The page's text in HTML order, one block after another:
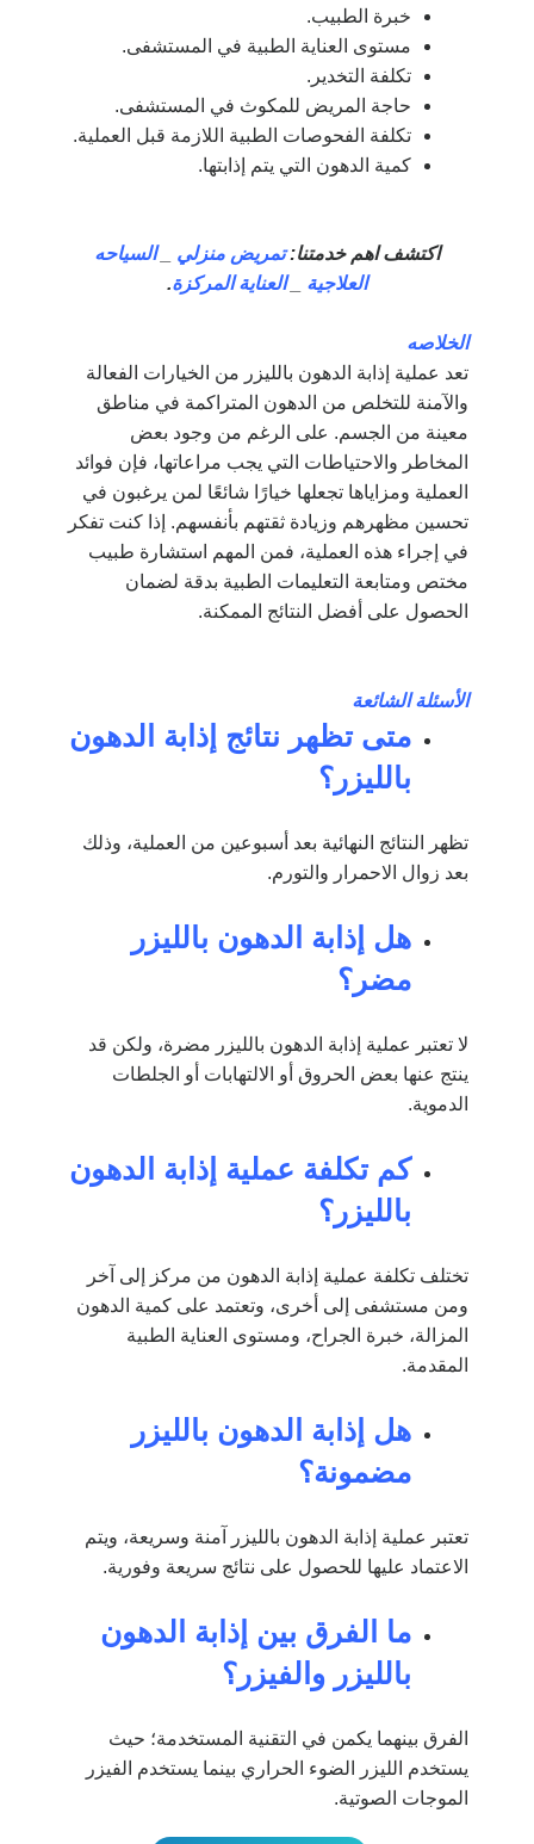
خبرة الطبيب.
مستوى العناية الطبية في المستشفى.
تكلفة التخدير.
حاجة المريض للمكوث في المستشفى.
تكلفة الفحوصات الطبية اللازمة قبل العملية.
كمية الدهون التي يتم إذابتها.
اكتشف اهم خدمتنا: تمريض منزلي
السياحه
العلاجية
العناية المركزة.
الخلاصه
تعد عملية إذابة الدهون بالليزر من الخيارات الفعالة
والآمنة للتخلص من الدهون المتراكمة في مناطق
معينة من الجسم. على الرغم من وجود بعض
المخاطر والاحتياطات التي يجب مراعاتها، فإن فوائد
العملية ومزاياها تجعلها خيارًا شائعًا لمن يرغبون في
تحسين مظهرهم وزيادة ثقتهم بأنفسهم. إذا كنت تفكر
في إجراء هذه العملية، فمن المهم استشارة طبيب
مختص ومتابعة التعليمات الطبية بدقة لضمان
الحصول على أفضل النتائج الممكنة.
الأسئلة الشائعة
متى تظهر نتائج إذابة الدهون
بالليزر؟
تظهر النتائج النهائية بعد أسبوعين من العملية، وذلك
بعد زوال الاحمرار والتورم.
هل إذابة الدهون بالليزر
مضر؟
لا تعتبر عملية إذابة الدهون بالليزر مضرة، ولكن قد
ينتج عنها بعض الحروق أو الالتهابات أو الجلطات
الدموية.
كم تكلفة عملية إذابة الدهون
بالليزر؟
تختلف تكلفة عملية إذابة الدهون من مركز إلى آخر
ومن مستشفى إلى أخرى، وتعتمد على كمية الدهون
المزالة، خبرة الجراح، ومستوى العناية الطبية
المقدمة.
هل إذابة الدهون بالليزر
مضمونة؟
تعتبر عملية إذابة الدهون بالليزر آمنة وسريعة، ويتم
الاعتماد عليها للحصول على نتائج سريعة وفورية.
ما الفرق بين إذابة الدهون
بالليزر والفيزر؟
الفرق بينهما يكمن في التقنية المستخدمة؛ حيث
يستخدم الليزر الضوء الحراري بينما يستخدم الفيزر
الموجات الصوتية.